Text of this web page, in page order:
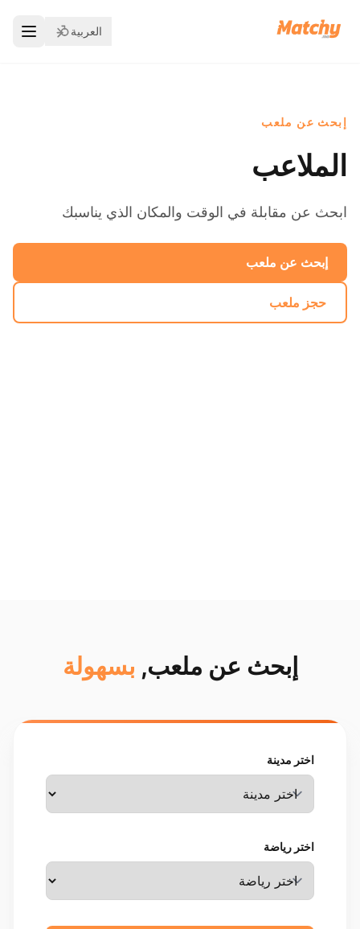
العربية
إبحث عن ملعب
الملاعب
ابحث عن مقابلة في الوقت والمكان الذي يناسبك
إبحث عن ملعب
حجز ملعب
إبحث عن ملعب, بسهولة
اختر مدينة
اختر رياضة